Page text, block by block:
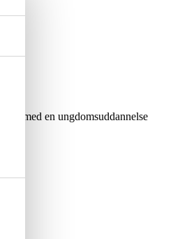
med en ungdomsuddannelse